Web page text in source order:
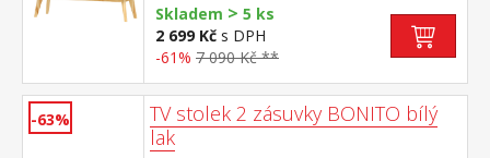
Skladem > 5 ks
2 699 Kč s DPH
-61% 7 090 Kč **
-63%
TV stolek 2 zásuvky BONITO bílý
lak